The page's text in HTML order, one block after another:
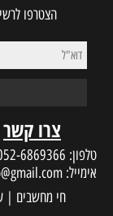
הצטרפו
צרו קשר
טלפון: 6869366
אימייל:
חי מחשבים | ע.מ 025574724 | האלונים 66,